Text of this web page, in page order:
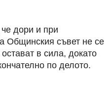
дори и при
Общинския съвет не се
в сила, докато
по делото.